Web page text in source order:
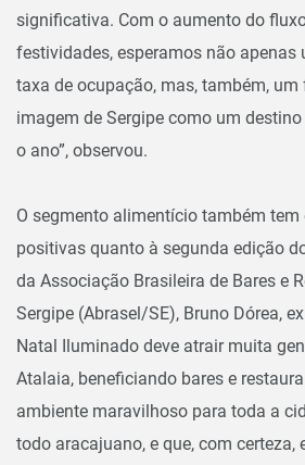
significativa. Com o aumento do
festividades, esperamos não apenas
taxa de ocupação, mas, também,
imagem de Sergipe como um
o ano”, observou.
O segmento alimentício também tem
positivas quanto à segunda edição
da Associação Brasileira de Bares e
Sergipe (Abrasel/SE), Bruno Dórea,
Natal Iluminado deve atrair muita
Atalaia, beneficiando bares e
ambiente maravilhoso para toda a
todo aracajuano, e que, com certeza,